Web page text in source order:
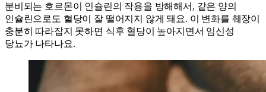
분비되는 호르몬이 인슐린의 작용을 방해해서, 같은 양의
인슐린으로도 혈당이 잘 떨어지지 않게 돼요. 이 변화를 췌장이
충분히 따라잡지 못하면 식후 혈당이 높아지면서 임신성
당뇨가 나타나요.